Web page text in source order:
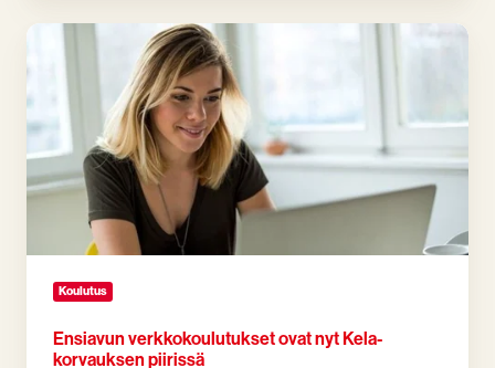
Ensiavun
verkkokoulutukset
ovat
Kela-
korvauksen
piirissä
Koulutus
Ensiavun verkkokoulutukset ovat nyt Kela-
korvauksen piirissä